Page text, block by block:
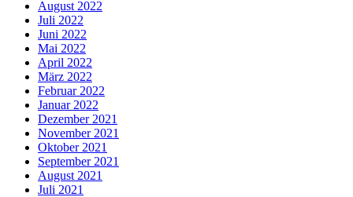
August 2022
Juli 2022
Juni 2022
Mai 2022
April 2022
März 2022
Februar 2022
Januar 2022
Dezember 2021
November 2021
Oktober 2021
September 2021
August 2021
Juli 2021